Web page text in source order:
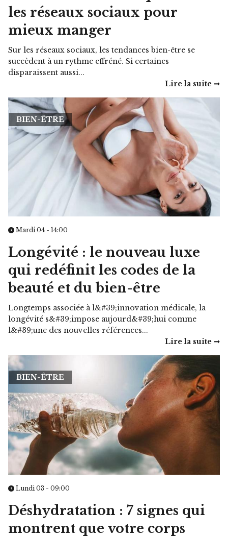
les réseaux sociaux pour
mieux manger
Sur les réseaux sociaux, les tendances bien-être se
succèdent à un rythme effréné. Si certaines
disparaissent aussi...
Lire la suite ➞
BIEN-ÊTRE
Mardi 04 - 14:00
Longévité : le nouveau luxe
qui redéfinit les codes de la
beauté et du bien-être
Longtemps associée à l&#39;innovation médicale, la
longévité s&#39;impose aujourd&#39;hui comme
l&#39;une des nouvelles références...
Lire la suite ➞
BIEN-ÊTRE
Lundi 03 - 09:00
Déshydratation : 7 signes qui
montrent que votre corps